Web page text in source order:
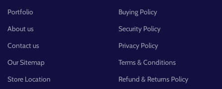
Portfolio
About us
Contact us
Our Sitemap
Store Location
Buying Policy
Security Policy
Privacy Policy
Terms & Conditions
Refund & Returns Policy